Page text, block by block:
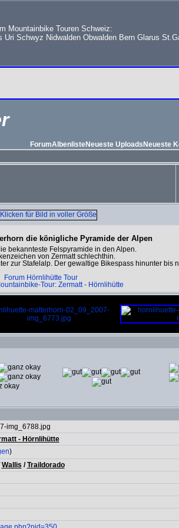
Mountainbike Touren Schweiz:
Schwyz Nidwalden Obwalden Bern Glarus
ForumAlbenlisteNeueste Uploads Neueste
die königliche Pyramide der Alpen
bekannteste Felspyramide in den Alpen.
von Zermatt schlechthin.
zur Stafelalp. Der gewaltige Bikespass hinunter bis
Forum Hörnlihütte Tour
Tour: Zermatt - Hörnlihütte
img_6788.jpg
- Hörnlihütte
)
Wallis /Traildorado